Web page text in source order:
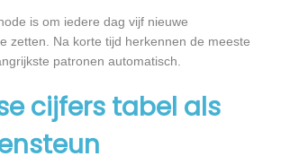
is om iedere dag vijf nieuwe
zetten. Na korte tijd herkennen de meeste
patronen automatisch.
cijfers tabel als